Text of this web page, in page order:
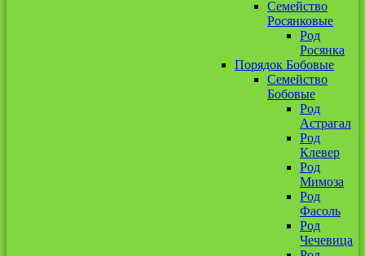
Семейство
Росянковые
Род
Росянка
Порядок Бобовые
Семейство
Бобовые
Род
Астрагал
Род
Клевер
Род
Мимоза
Род
Фасоль
Род
Чечевица